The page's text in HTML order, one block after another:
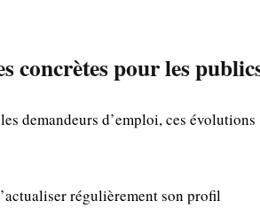
concrètes pour les
demandeurs d’emploi, ces évolutions
régulièrement son profil